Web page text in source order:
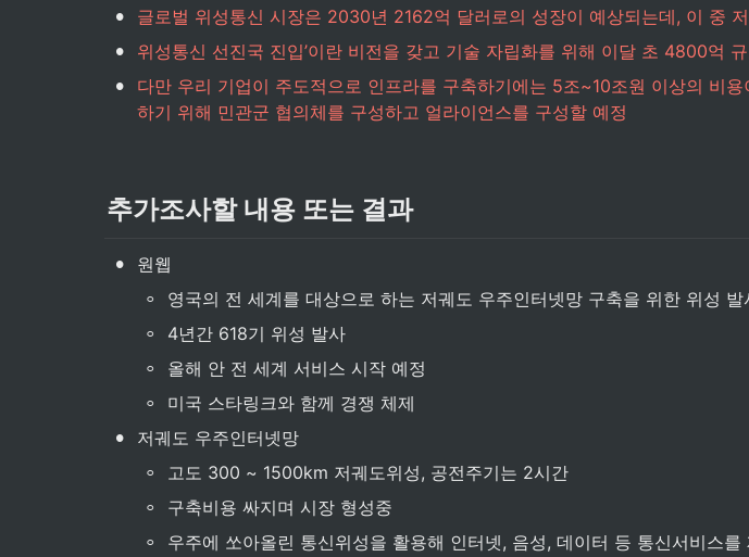
• 글로벌 위성통신 시장은 2030년 2162억 달러로의 성장이 예상되는데, 이 중
• 위성통신 선진국 진입’이란 비전을 갖고 기술 자립화를 위해 이달 초 4800억
•
다만 우리 기업이 주도적으로 인프라를 구축하기에는 5조~10조원 이상의 비
하기 위해 민관군 협의체를 구성하고 얼라이언스를 구성할 예정
추가조사할 내용 또는 결과
• 원웹
◦ 영국의 전 세계를 대상으로 하는 저궤도 우주인터넷망 구축을 위한 위성 발
◦ 4년간 618기 위성 발사
◦ 올해 안 전 세계 서비스 시작 예정
◦ 미국 스타링크와 함께 경쟁 체제
• 저궤도 우주인터넷망
◦ 고도 300 ~ 1500km 저궤도위성, 공전주기는 2시간
◦ 구축비용 싸지며 시장 형성중
◦ 우주에 쏘아올린 통신위성을 활용해 인터넷, 음성, 데이터 등 통신서비스를